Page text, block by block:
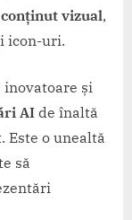
conținut vizual,
icon-uri.
inovatoare și
AI de înaltă
Este o unealtă
să